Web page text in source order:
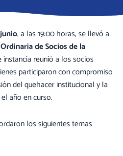
, a las 19:00 horas, se llevó a
de Socios de la
reunió a los socios
participaron con compromiso
del quehacer institucional y la
año en curso.
los siguientes temas